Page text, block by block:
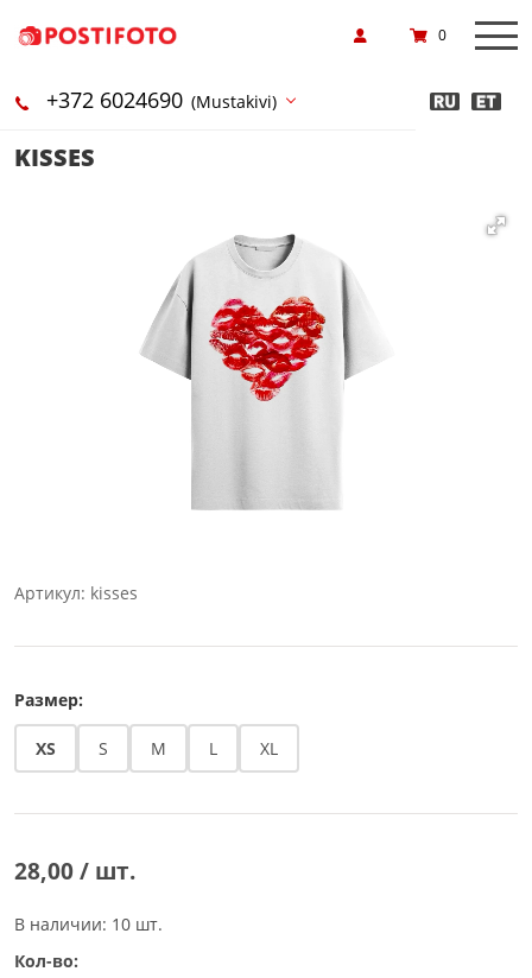
+372 6024690 (Mustakivi)
0
KISSES
Артикул: kisses
Размер:
XS S M L XL
28,00 / шт.
В наличии: 10 шт.
Кол-во: